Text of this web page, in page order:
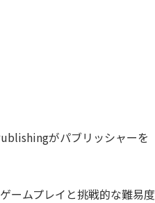
がパブリッシャーを
ームプレイと挑戦的な難易度